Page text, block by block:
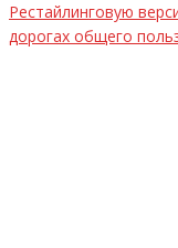
Рестайлинговую
дорогах общего